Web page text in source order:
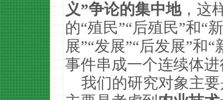
义”争论的集中地，这
的“殖民”“后殖民”和“
展”“发展”“后发展”和
事件串成一个连续体
我们的研究对象主